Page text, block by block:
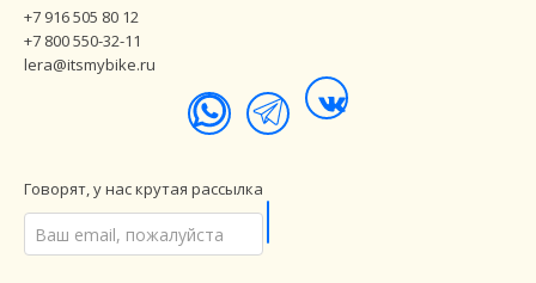
+7 916 505 80 12
+7 800 550-32-11
lera@itsmybike.ru
Говорят, у нас крутая рассылка